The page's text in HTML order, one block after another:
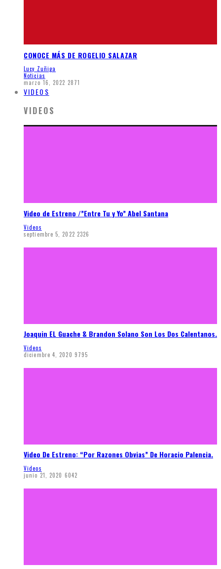
CONOCE MÁS DE ROGELIO SALAZAR
Lucy Zuñiga
Noticias
marzo 16, 2022 2871
VIDEOS
VIDEOS
Video de Estreno /”Entre Tu y Yo” Abel Santana
Videos
septiembre 5, 2022 2326
Joaquin EL Guache & Brandon Solano Son Los Dos Calentanos.
Videos
diciembre 4, 2020 9795
Video De Estreno: “Por Razones Obvias” De Horacio Palencia.
Videos
junio 21, 2020 6042